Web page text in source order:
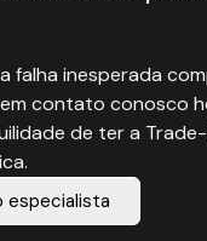
falha inesperada
contato conosco
de ter a
especialista